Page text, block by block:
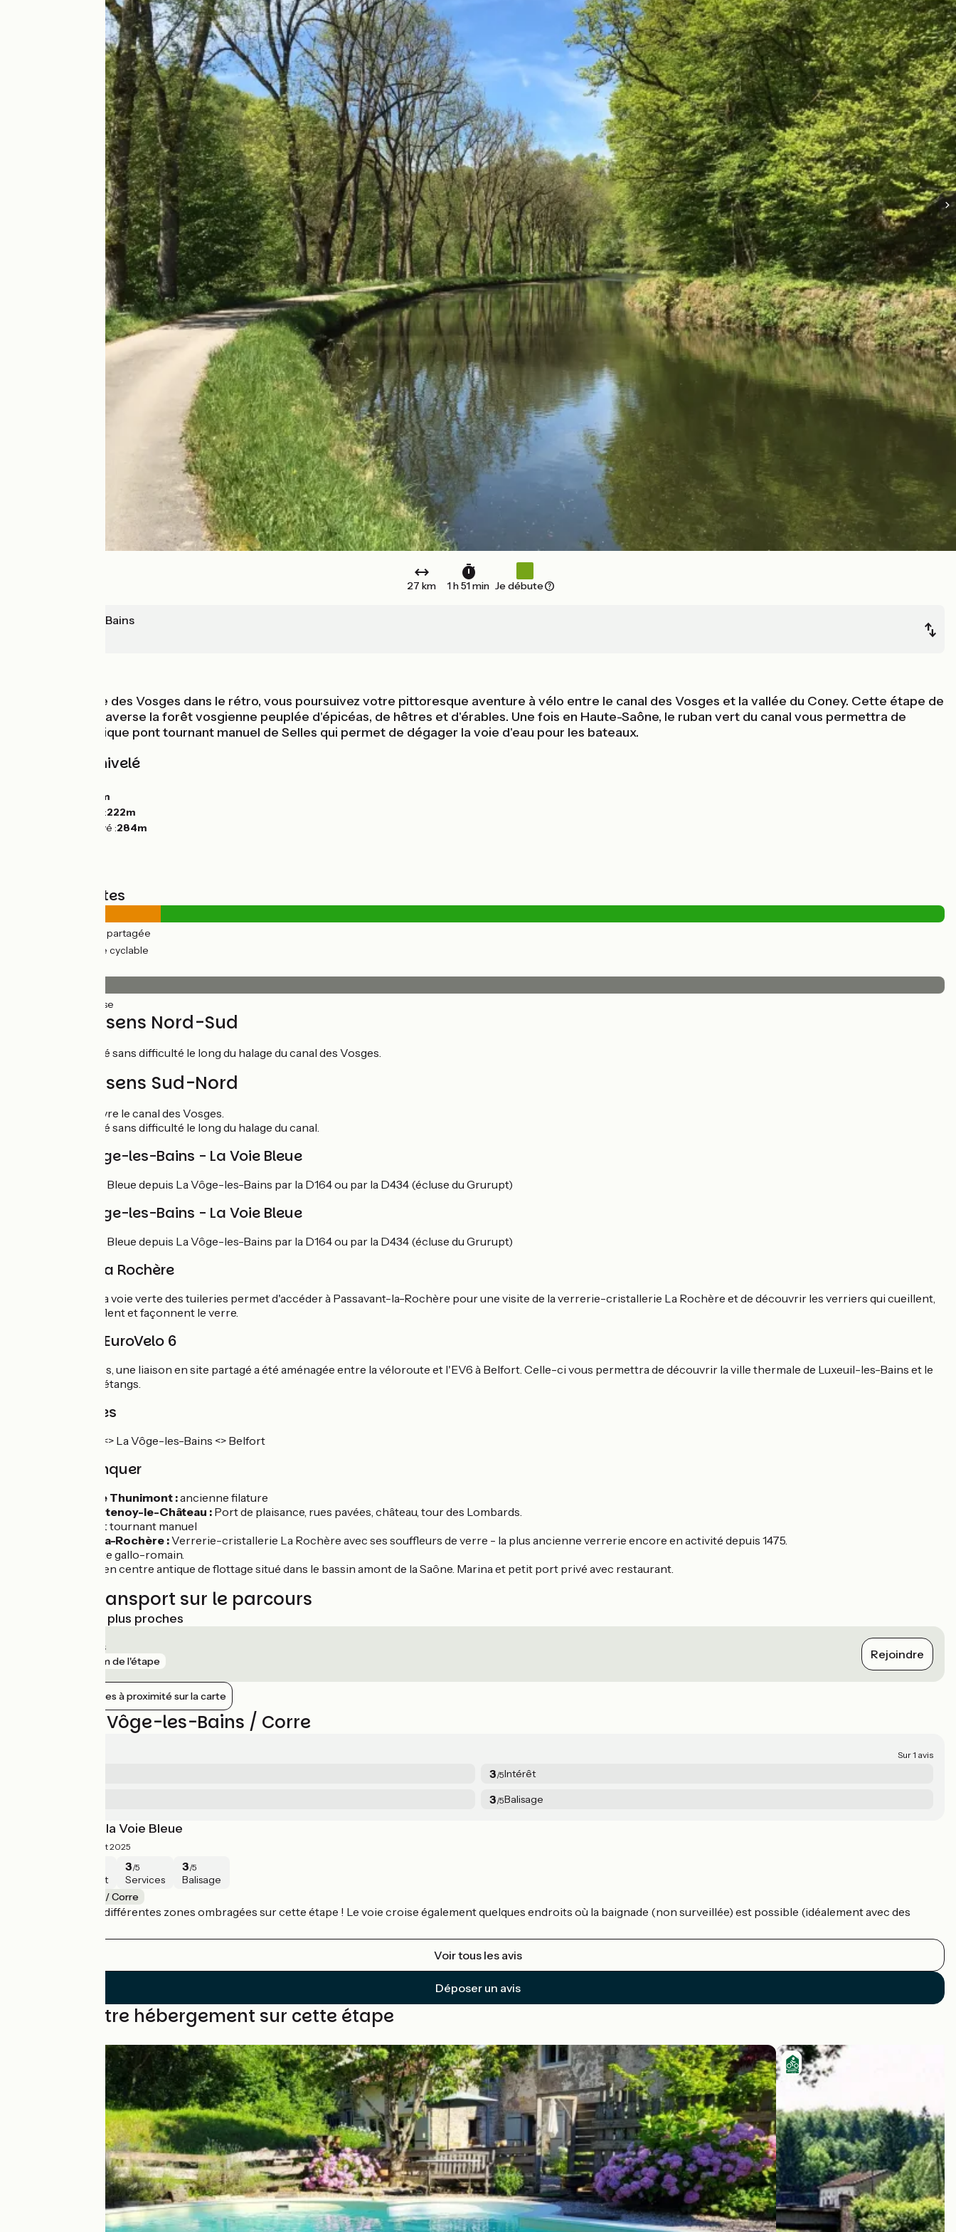
27 km 1 h 51 min Je débute
La Vôge-les-Bains
La cité thermale des Vosges dans le rétro, vous poursuivez votre pittoresque aventure à vélo entre le canal des Vosges et la vallée du Coney. Cette étape de
La Voie Bleue traverse la forêt vosgienne peuplée d'épicéas, de hêtres et d'érables. Une fois en Haute-Saône, le ruban vert du canal vous permettra de
découvrir l'atypique pont tournant manuel de Selles qui permet de dégager la voie d'eau pour les bateaux.
Pentes et dénivelé
195m
Point le plus bas :222m
Point le plus élevé :284m
Types de routes
(16%) Route partagée
(84%) Voie cyclable
(100%) Lisse
L'itinéraire sens Nord-Sud
Parcours aménagé sans difficulté le long du halage du canal des Vosges.
L'itinéraire sens Sud-Nord
Depuis Corre, suivre le canal des Vosges.
Parcours aménagé sans difficulté le long du halage du canal.
Liaison La Vôge-les-Bains - La Voie Bleue
Rejoindre La Voie Bleue depuis La Vôge-les-Bains par la D164 ou par la D434 (écluse du Grurupt)
Liaison La Vôge-les-Bains - La Voie Bleue
Rejoindre La Voie Bleue depuis La Vôge-les-Bains par la D164 ou par la D434 (écluse du Grurupt)
Liaison vers La Rochère
En aval de Selles, la voie verte des tuileries permet d'accéder à Passavant-la-Rochère pour une visite de la verrerie-cristallerie La Rochère et de découvrir les verriers qui cueillent,
maillochent, soufflent et façonnent le verre.
Liaison vers l'EuroVelo 6
À hauteur de Selles, une liaison en site partagé a été aménagée entre la véloroute et l'EV6 à Belfort. Celle-ci vous permettra de découvrir la ville thermale de Luxeuil-les-Bains et le
Plateau des 1000 étangs.
Trains et gares
Ligne TER Épinal <> La Vôge-les-Bains <> Belfort
À ne pas manquer
La Forge de Thunimont :ancienne filature
Ville de Fontenoy-le-Château : Port de plaisance, rues pavées, château, tour des Lombards.
Pont tournant manuel
Passavant-la-Rochère :Verrerie-cristallerie La Rochère avec ses souffleurs de verre - la plus ancienne verrerie encore en activité depuis 1475.
site gallo-romain.
ancien centre antique de flottage situé dans le bassin amont de la Saône. Marina et petit port privé avec restaurant.
Trains et transport sur le parcours
Gares SNCF les plus proches
Bains-les-Bains
7 km de l'étape Rejoindre
Afficher les gares à proximité sur la carte
Avis sur La Vôge-les-Bains / Corre
Sur 1 avis
3/5Intérêt
3/5Balisage
Nancy-Lyon sur la Voie Bleue
Août 2025
Intérêt
3/5
Services
3/5
Balisage
La Vôge-les-Bains / Corre
Alléluiah pour les différentes zones ombragées sur cette étape ! Le voie croise également quelques endroits où la baignade (non surveillée) est possible (idéalement avec des
Voir tous les avis
Déposer un avis
Trouvez votre hébergement sur cette étape